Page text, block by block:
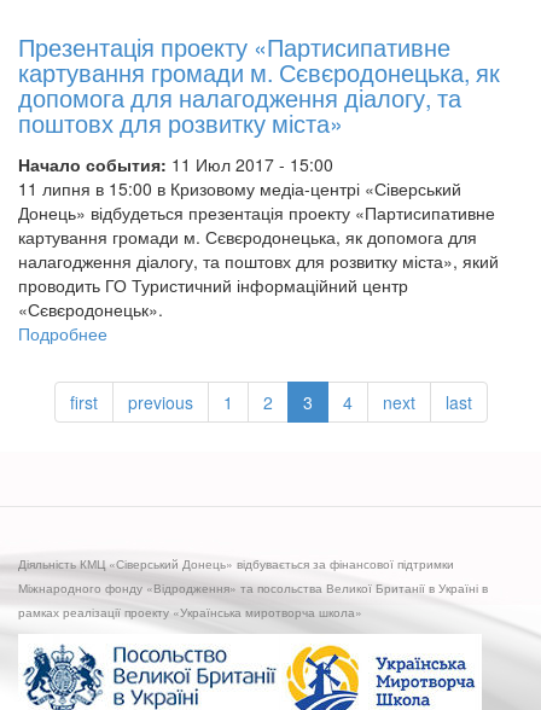
підсумків
роботи
Ресурсного
центру
сприяння
розвитку
місцевої
демократії
на
сході
України
Презентація проекту «Партисипативне
картування громади м. Сєвєродонецька, як
допомога для налагодження діалогу, та
поштовх для розвитку міста»
Начало события: 11 Июл 2017 - 15:00
11 липня в 15:00 в Кризовому медіа-центрі «Сіверський
Донець» відбудеться презентація проекту «Партисипативне
картування громади м. Сєвєродонецька, як допомога для
налагодження діалогу, та поштовх для розвитку міста», який
проводить ГО Туристичний інформаційний центр
«Сєвєродонецьк».
Подробнее
проекту
«Партисипативне
картування
Сєвєродонецька,
для
налагодження
діалогу,
та
поштовх
для
first previous 1 2 3 4 next last
Діяльність КМЦ «Сіверський Донець» відбувається за фінансової підтримки
Міжнародного фонду «Відродження» та посольства Великої Британії в Україні в
рамках реалізації проекту «Українська миротворча школа»